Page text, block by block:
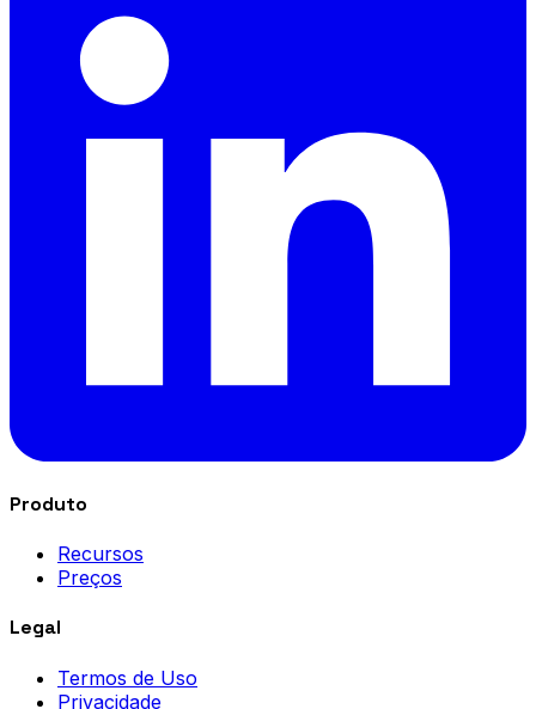
Produto
Recursos
Preços
Legal
Termos de Uso
Privacidade